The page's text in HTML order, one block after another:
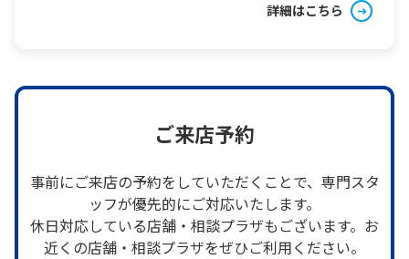
詳細はこちら
ご来店予約
事前にご来店の予約をしていただくことで、専門スタ
ッフが優先的にご対応いたします。
休日対応している店舗・相談プラザもございます。お
近くの店舗・相談プラザをぜひご利用ください。